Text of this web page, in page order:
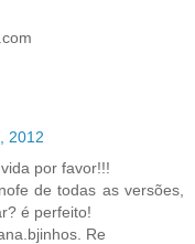
2012
por favor!!!
de todas as versões,
é perfeito!
Re